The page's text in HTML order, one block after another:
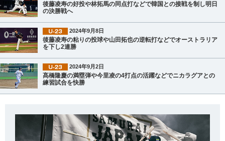
後藤凌寿の好投や林拓馬の同点打などで韓国との接戦を制し明日
の決勝戦へ
2024年9月8日
後藤凌寿の粘りの投球や山田拓也の逆転打などでオーストラリア
を下し2連勝
2024年9月2日
髙橋隆慶の満塁弾や今里凌の4打点の活躍などでニカラグアとの
練習試合を快勝